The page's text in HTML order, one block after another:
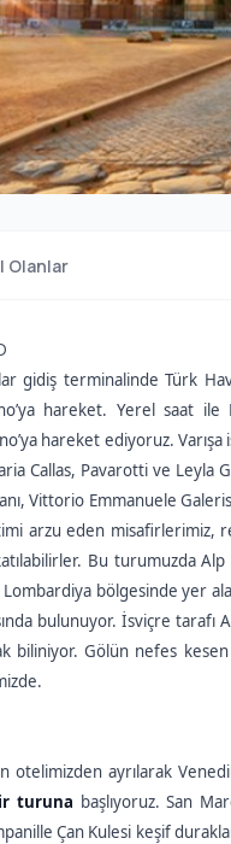
Olanlar
gidiş terminalinde Türk
hareket. Yerel saat ile
hareket ediyoruz. Varışa
Callas, Pavarotti ve Leyla
Vittorio Emmanuele
arzu eden misafirlerimiz,
Bu turumuzda
bölgesinde yer
bulunuyor. İsviçre tarafı
biliniyor. Gölün nefes
otelimizden ayrılarak
turuna başlıyoruz. San
Çan Kulesi keşif